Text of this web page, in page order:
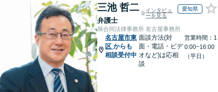
三池 哲二
弁護士
インタビュ
ーを見る
愛知県
旭合同法律事務所 名古屋事務所
名古屋市東
区 からも
相談受付中
面談方法(対
面・電話・ビデ
オなど)は応相
談
営業時間：1
0:00~16:00
（平日）